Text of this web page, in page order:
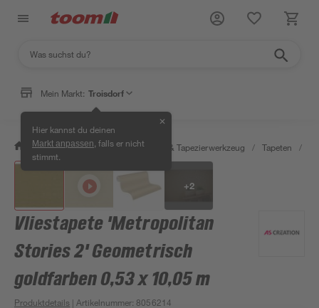
Mein Markt: Troisdorf
Hier kannst du deinen
Markt anpassen , falls er nicht
stimmt.
✕
/ Wohnen & Haushalt / Tapeten & Tapezierwerkzeug / Tapeten /
+2
Vliestapete 'Metropolitan
Stories 2' Geometrisch
goldfarben 0,53 x 10,05 m
Produktdetails | Artikelnummer: 8056214